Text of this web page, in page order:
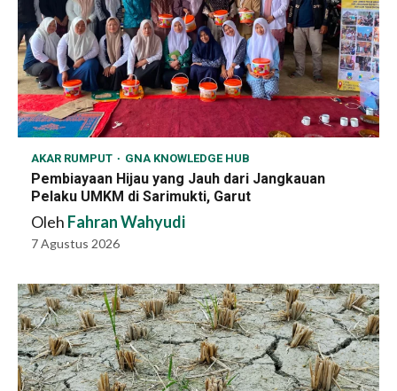
AKAR RUMPUT GNA KNOWLEDGE HUB
Pembiayaan Hijau yang Jauh dari Jangkauan
Pelaku UMKM di Sarimukti, Garut
Oleh Fahran Wahyudi
7 Agustus 2026